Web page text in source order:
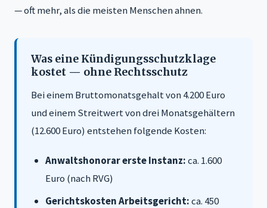
— oft mehr, als die meisten Menschen ahnen.
Was eine Kündigungsschutzklage
kostet — ohne Rechtsschutz
Bei einem Bruttomonatsgehalt von 4.200 Euro
und einem Streitwert von drei Monatsgehältern
(12.600 Euro) entstehen folgende Kosten:
Anwaltshonorar erste Instanz:ca. 1.600
Euro (nach RVG)
Gerichtskosten Arbeitsgericht:ca. 450